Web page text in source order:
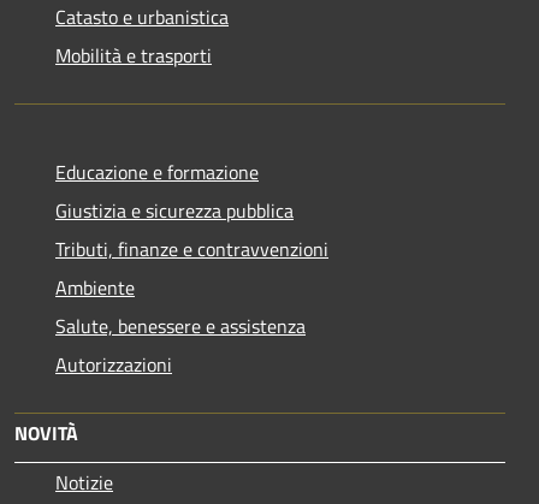
Catasto e urbanistica
Mobilità e trasporti
Educazione e formazione
Giustizia e sicurezza pubblica
Tributi, finanze e contravvenzioni
Ambiente
Salute, benessere e assistenza
Autorizzazioni
NOVITÀ
Notizie